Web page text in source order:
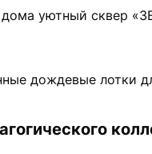
дома уютный сквер
дождевые лотки